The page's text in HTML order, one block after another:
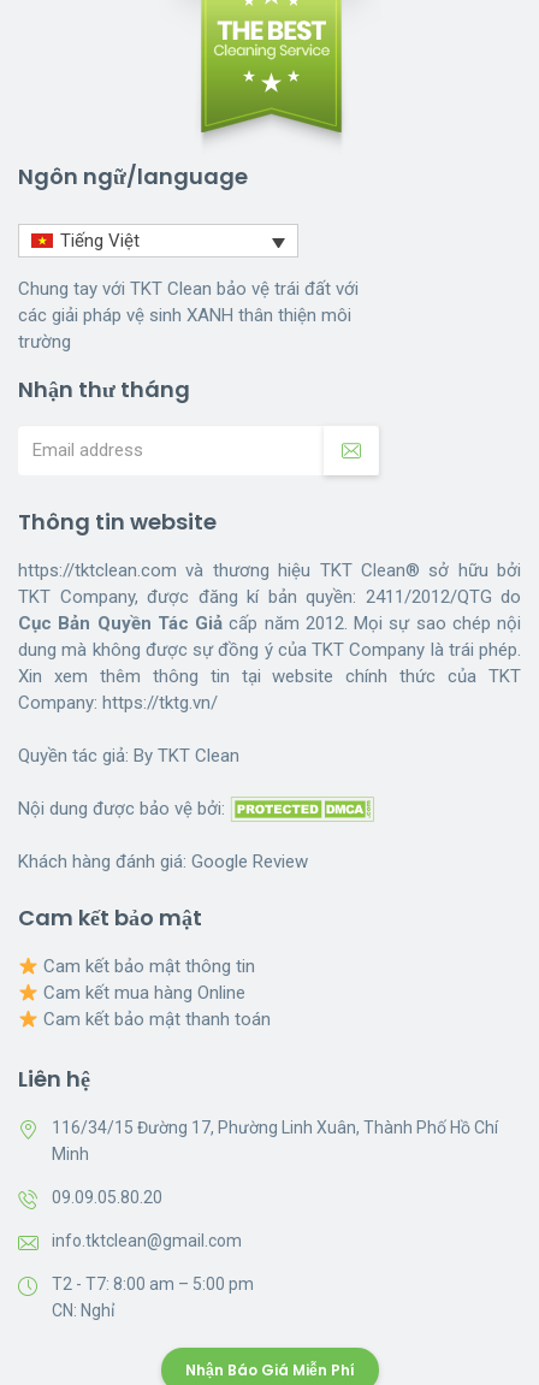
Ngôn ngữ/language
Tiếng Việt
Chung tay với TKT Clean bảo vệ trái đất với
các giải pháp vệ sinh XANH thân thiện môi
trường
Nhận thư tháng
Thông tin website
https://tktclean.com và thương hiệu TKT Clean® sở hữu bởi
TKT Company, được đăng kí bản quyền: 2411/2012/QTG do
Cục Bản Quyền Tác Giả cấp năm 2012. Mọi sự sao chép nội
dung mà không được sự đồng ý của TKT Company là trái phép.
Xin xem thêm thông tin tại website chính thức của TKT
Company: https://tktg.vn/
Quyền tác giả: By TKT Clean
Nội dung được bảo vệ bởi:
Khách hàng đánh giá: Google Review
Cam kết bảo mật
Cam kết bảo mật thông tin
Cam kết mua hàng Online
Cam kết bảo mật thanh toán
Liên hệ
116/34/15 Đường 17, Phường Linh Xuân, Thành Phố Hồ Chí
Minh
09.09.05.80.20
info.tktclean@gmail.com
T2 - T7: 8:00 am – 5:00 pm
CN: Nghỉ
Nhận Báo Giá Miễn Phí